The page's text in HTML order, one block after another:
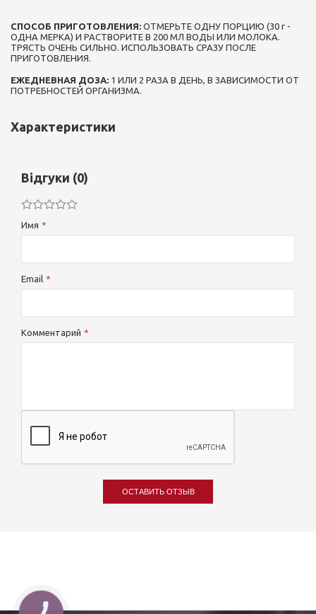
СПОСОБ ПРИГОТОВЛЕНИЯ: ОТМЕРЬТЕ ОДНУ ПОРЦИЮ (30 г -
ОДНА МЕРКА) И РАСТВОРИТЕ В 200 МЛ ВОДЫ ИЛИ МОЛОКА.
ТРЯСТЬ ОЧЕНЬ СИЛЬНО. ИСПОЛЬЗОВАТЬ СРАЗУ ПОСЛЕ
ПРИГОТОВЛЕНИЯ.
ЕЖЕДНЕВНАЯ ДОЗА: 1 ИЛИ 2 РАЗА В ДЕНЬ, В ЗАВИСИМОСТИ ОТ
ПОТРЕБНОСТЕЙ ОРГАНИЗМА.
Характеристики
Відгуки (0)
Имя
Email
Комментарий
ОСТАВИТЬ ОТЗЫВ